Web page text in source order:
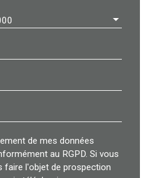
de mes données
au RGPD. Si vous
faire l'objet de prospection